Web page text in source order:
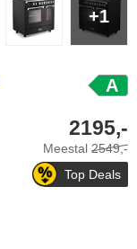
+1
A
Meestal 2549,-
2195,-
Top Deals